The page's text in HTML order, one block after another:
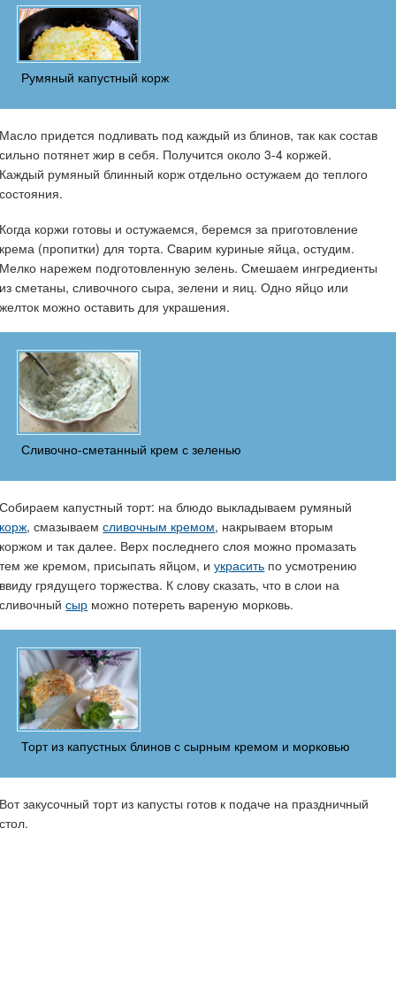
Румяный капустный корж
Масло придется подливать под каждый из блинов, так как состав
сильно потянет жир в себя. Получится около 3-4 коржей.
Каждый румяный блинный корж отдельно остужаем до теплого
состояния.
Когда коржи готовы и остужаемся, беремся за приготовление
крема (пропитки) для торта. Сварим куриные яйца, остудим.
Мелко нарежем подготовленную зелень. Смешаем ингредиенты
из сметаны, сливочного сыра, зелени и яиц. Одно яйцо или
желток можно оставить для украшения.
Сливочно-сметанный крем с зеленью
Собираем капустный торт: на блюдо выкладываем румяный
корж, смазываемсливочным кремом, накрываем вторым
коржом и так далее. Верх последнего слоя можно промазать
тем же кремом, присыпать яйцом, иукрасить по усмотрению
ввиду грядущего торжества. К слову сказать, что в слои на
сливочныйсыр можно потереть вареную морковь.
Торт из капустных блинов с сырным кремом и морковью
Вот закусочный торт из капусты готов к подаче на праздничный
стол.